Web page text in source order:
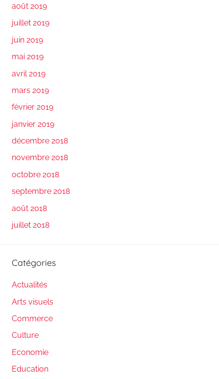
août 2019
juillet 2019
juin 2019
mai 2019
avril 2019
mars 2019
février 2019
janvier 2019
décembre 2018
novembre 2018
octobre 2018
septembre 2018
août 2018
juillet 2018
Catégories
Actualités
Arts visuels
Commerce
Culture
Economie
Education